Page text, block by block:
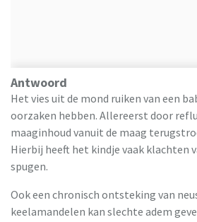
Antwoord
Het vies uit de mond ruiken van een
oorzaken hebben. Allereerst door
maaginhoud vanuit de maag
Hierbij heeft het kindje vaak klachten
spugen.
Ook een chronisch ontsteking van
keelamandelen kan slechte adem